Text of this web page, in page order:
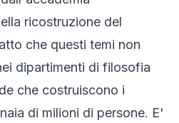
ricostruzione del
che questi temi non
dipartimenti di filosofia
che costruiscono i
di milioni di persone. E'